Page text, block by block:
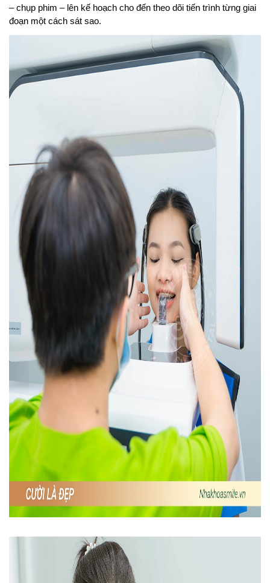
– chụp phim – lên kế hoạch cho đến theo dõi tiến trình từng giai
đoạn một cách sát sao.